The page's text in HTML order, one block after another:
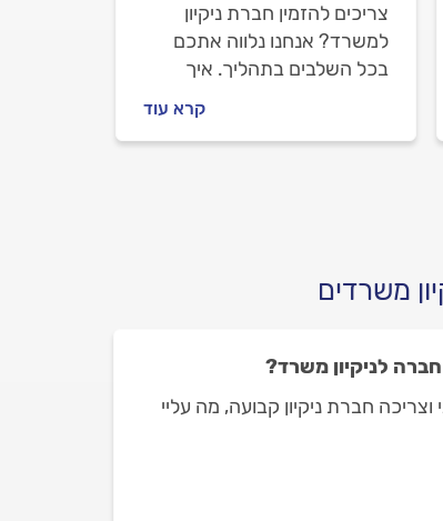
צריכים להזמין חברת ניקיון
למשרד? אנחנו נלווה אתכם
בכל השלבים בתהליך. איך
לפני העבודה ובמהלכה וכמה
עולה ניקיון משרדים? כל
קרא עוד
משרדים
לניקיון משרד?
חברת ניקיון קבועה, מה עליי